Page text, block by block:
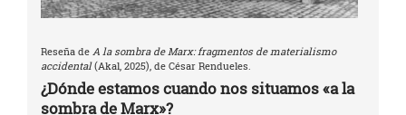
Reseña de A la sombra de Marx: fragmentos de materialismo
accidental(Akal, 2025), de César Rendueles.
¿Dónde estamos cuando nos situamos «a la
sombra de Marx»?